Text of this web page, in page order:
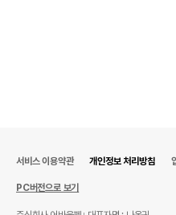
서비스 이용약관 개인정보 처리방침
PC버전으로 보기